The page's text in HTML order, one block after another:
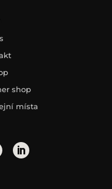
shop
místa